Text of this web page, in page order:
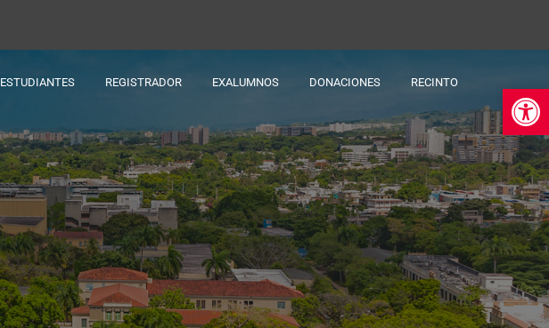
ESTUDIANTES REGISTRADOR EXALUMNOS DONACIONES RECINTO